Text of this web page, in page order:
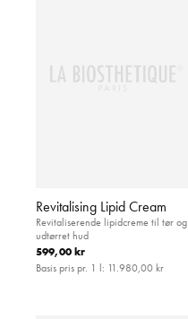
Revitalising Lipid Cream
Revitaliserende lipidcreme til tør og
udtørret hud
599,00 kr
Basis pris pr. 1 l: 11.980,00 kr